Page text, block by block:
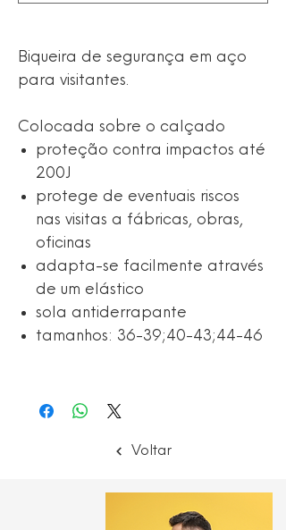
Biqueira de segurança em aço
para visitantes.
Colocada sobre o calçado
proteção contra impactos até
200J
protege de eventuais riscos
nas visitas a fábricas, obras,
oficinas
adapta-se facilmente através
de um elástico
sola antiderrapante
tamanhos: 36-39;40-43;44-46
Voltar